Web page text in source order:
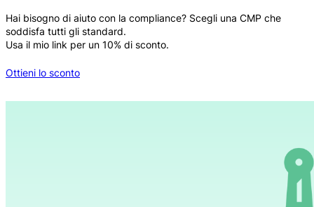
Hai bisogno di aiuto con la compliance? Scegli una CMP che
soddisfa tutti gli standard.
Usa il mio link per un 10% di sconto.
Ottieni lo sconto